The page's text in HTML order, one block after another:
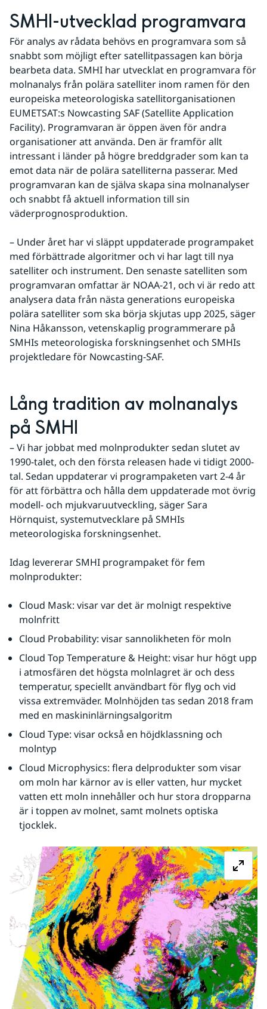
SMHI-utvecklad programvara
För analys av rådata behövs en programvara som så
snabbt som möjligt efter satellitpassagen kan börja
bearbeta data. SMHI har utvecklat en programvara för
molnanalys från polära satelliter inom ramen för den
europeiska meteorologiska satellitorganisationen
EUMETSAT:s Nowcasting SAF (Satellite Application
Facility). Programvaran är öppen även för andra
organisationer att använda. Den är framför allt
intressant i länder på högre breddgrader som kan ta
emot data när de polära satelliterna passerar. Med
programvaran kan de själva skapa sina molnanalyser
och snabbt få aktuell information till sin
väderprognosproduktion.
– Under året har vi släppt uppdaterade programpaket
med förbättrade algoritmer och vi har lagt till nya
satelliter och instrument. Den senaste satelliten som
programvaran omfattar är NOAA-21, och vi är redo att
analysera data från nästa generations europeiska
polära satelliter som ska börja skjutas upp 2025, säger
Nina Håkansson, vetenskaplig programmerare på
SMHIs meteorologiska forskningsenhet och SMHIs
projektledare för Nowcasting-SAF.
Lång tradition av molnanalys
på SMHI
– Vi har jobbat med molnprodukter sedan slutet av
1990-talet, och den första releasen hade vi tidigt 2000-
tal. Sedan uppdaterar vi programpaketen vart 2-4 år
för att förbättra och hålla dem uppdaterade mot övrig
modell- och mjukvaruutveckling, säger Sara
Hörnquist, systemutvecklare på SMHIs
meteorologiska forskningsenhet.
Idag levererar SMHI programpaket för fem
molnprodukter:
Cloud Mask: visar var det är molnigt respektive
molnfritt
Cloud Probability: visar sannolikheten för moln
Cloud Top Temperature & Height: visar hur högt upp
i atmosfären det högsta molnlagret är och dess
temperatur, speciellt användbart för flyg och vid
vissa extremväder. Molnhöjden tas sedan 2018 fram
med en maskininlärningsalgoritm
Cloud Type: visar också en höjdklassning och
molntyp
Cloud Microphysics: flera delprodukter som visar
om moln har kärnor av is eller vatten, hur mycket
vatten ett moln innehåller och hur stora dropparna
är i toppen av molnet, samt molnets optiska
tjocklek.